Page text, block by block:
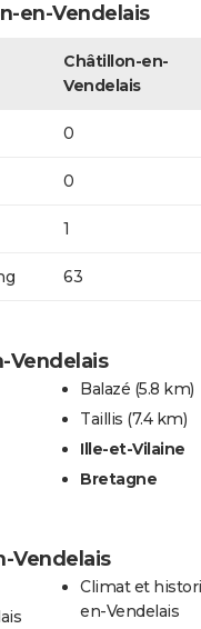
en-Vendelais
Châtillon-en-
Vendelais
0
0
1
63
Vendelais
Balazé (5.8 km)
Taillis (7.4 km)
Ille-et-Vilaine
Bretagne
Vendelais
Climat et
en-Vendelais